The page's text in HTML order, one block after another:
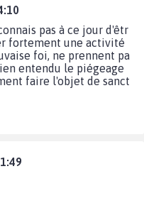
pas à ce jour d'êtr
fortement une activité
foi, ne prennent pa
entendu le piégeage
faire l'objet de sanct